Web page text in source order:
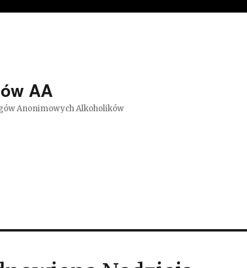
AA
Anonimowych Alkoholików